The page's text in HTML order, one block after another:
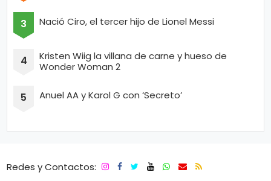
Nació Ciro, el tercer hijo de Lionel Messi
Kristen Wiig la villana de carne y hueso de
Wonder Woman 2
Anuel AA y Karol G con ‘Secreto’
Redes y Contactos: